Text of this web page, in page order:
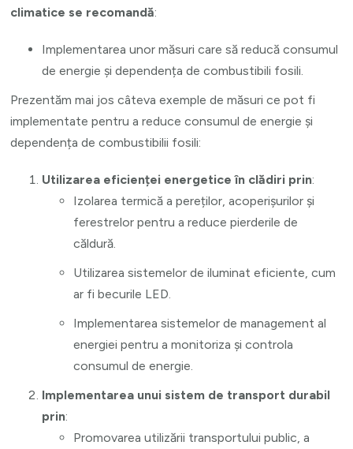
climatice se recomandă:
Implementarea unor măsuri care să reducă consumul
de energie și dependența de combustibili fosili.
Prezentăm mai jos câteva exemple de măsuri ce pot fi
implementate pentru a reduce consumul de energie și
dependența de combustibilii fosili:
Utilizarea eficienței energetice în clădiri prin:
Izolarea termică a pereților, acoperișurilor și
ferestrelor pentru a reduce pierderile de
căldură.
Utilizarea sistemelor de iluminat eficiente, cum
ar fi becurile LED.
Implementarea sistemelor de management al
energiei pentru a monitoriza și controla
consumul de energie.
Implementarea unui sistem de transport durabil
prin:
Promovarea utilizării transportului public, a